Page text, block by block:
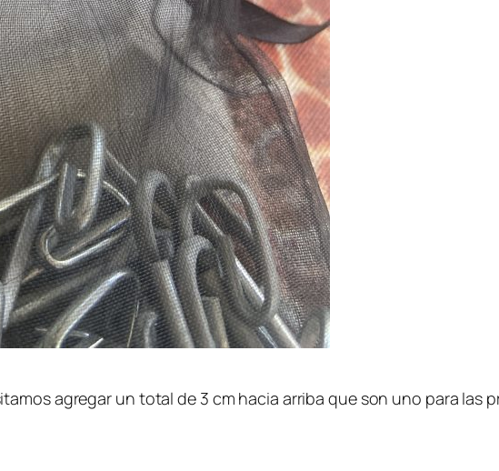
agregar un total de 3 cm hacia arriba que son uno para las